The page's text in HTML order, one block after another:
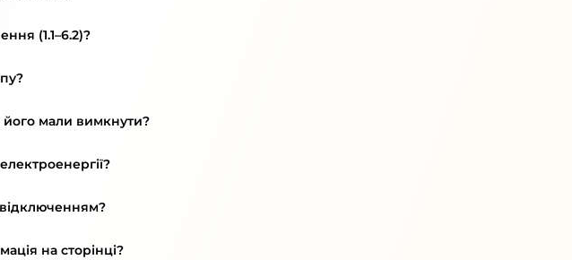
(1.1–6.2)?
його мали вимкнути?
на сторінці?